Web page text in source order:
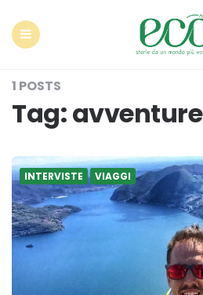
1 POSTS
Tag:avventure
INTERVISTE VIAGGI